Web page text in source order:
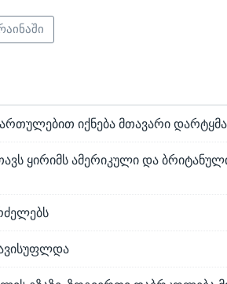
იქნება მთავარი
ყირიმს ამერიკული და